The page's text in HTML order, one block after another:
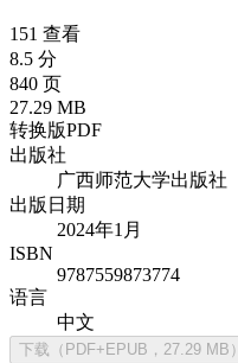
151 查看
8.5 分
840 页
27.29 MB
转换版PDF
出版社
广西师范大学出版社
出版日期
2024年1月
ISBN
9787559873774
语言
中文
下载（PDF+EPUB，27.29 MB）